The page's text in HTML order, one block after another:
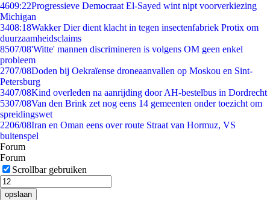
4609:22Progressieve Democraat El-Sayed wint nipt voorverkiezing
Michigan
3408:18Wakker Dier dient klacht in tegen insectenfabriek Protix om
duurzaamheidsclaims
8507/08'Witte' mannen discrimineren is volgens OM geen enkel
probleem
2707/08Doden bij Oekraïense droneaanvallen op Moskou en Sint-
Petersburg
3407/08Kind overleden na aanrijding door AH-bestelbus in Dordrecht
5307/08Van den Brink zet nog eens 14 gemeenten onder toezicht om
spreidingswet
2206/08Iran en Oman eens over route Straat van Hormuz, VS
buitenspel
Forum
Forum
Scrollbar gebruiken
opslaan